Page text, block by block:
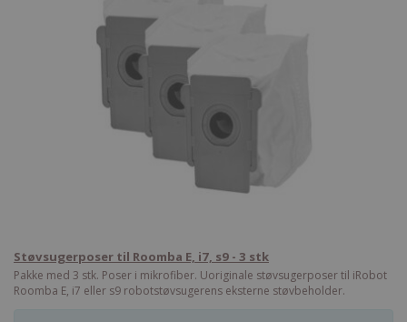
Støvsugerposer til Roomba E, i7, s9 - 3 stk
Pakke med 3 stk. Poser i mikrofiber. Uoriginale støvsugerposer til iRobot
Roomba E, i7 eller s9 robotstøvsugerens eksterne støvbeholder.